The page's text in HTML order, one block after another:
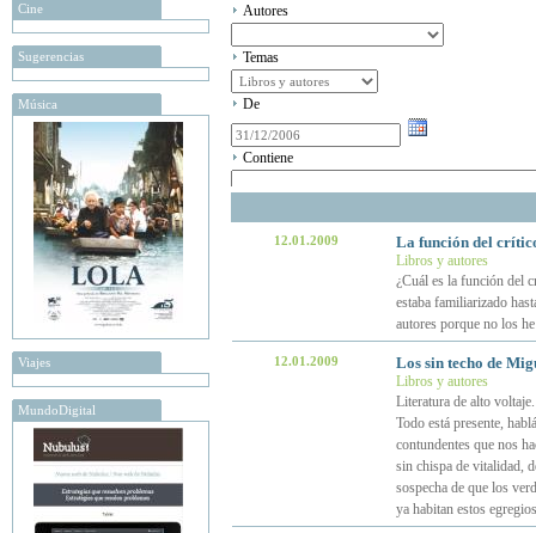
Cine
Sugerencias
Música
Viajes
MundoDigital
Autores
Temas
De
Contiene
12.01.2009 La función del
Libros y autores
¿Cuál es la función del
estaba familiarizado
autores porque no los
12.01.2009 Los sin techo de
Libros y autores
Literatura de alto
Todo está presente,
contundentes que nos
sin chispa de vitalidad,
sospecha de que los
ya habitan estos